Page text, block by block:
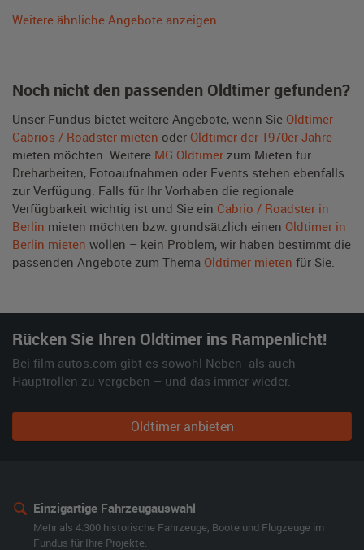
Weitere ähnliche Angebote anzeigen
Noch nicht den passenden Oldtimer gefunden?
Unser Fundus bietet weitere Angebote, wenn Sie Oldtimer
Cabrios / Roadster mieten oder Oldtimer der 1970er Jahre
mieten möchten. Weitere MG Oldtimer zum Mieten für
Dreharbeiten, Fotoaufnahmen oder Events stehen ebenfalls
zur Verfügung. Falls für Ihr Vorhaben die regionale
Verfügbarkeit wichtig ist und Sie ein Cabrio / Roadster in
Berlin mieten möchten bzw. grundsätzlich einen Oldtimer in
Berlin mieten wollen – kein Problem, wir haben bestimmt die
passenden Angebote zum Thema Oldtimer mieten für Sie.
Rücken Sie Ihren Oldtimer ins Rampenlicht!
Bei film-autos.com gibt es sowohl Neben- als auch
Hauptrollen zu vergeben – und das immer wieder.
Oldtimer anbieten
Einzigartige Fahrzeugauswahl
Mehr als 4.300 historische Fahrzeuge, Boote und Flugzeuge im
Fundus für Ihre Projekte.